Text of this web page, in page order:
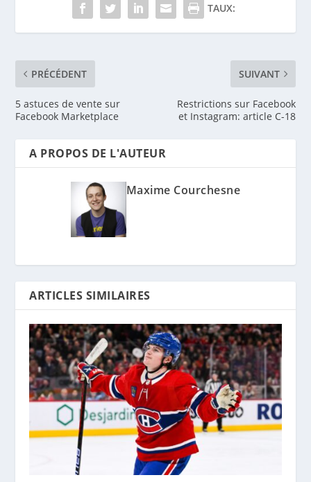
TAUX:
PRÉCÉDENT
5 astuces de vente sur
Facebook Marketplace
SUIVANT
Restrictions sur Facebook
et Instagram: article C-18
A PROPOS DE L'AUTEUR
Maxime Courchesne
ARTICLES SIMILAIRES